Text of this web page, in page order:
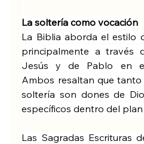
La soltería como vocación
La Biblia aborda el estilo
principalmente a través
Jesús y de Pablo en
Ambos resaltan que
soltería son dones de
específicos dentro del plan
Las Sagradas Escrituras